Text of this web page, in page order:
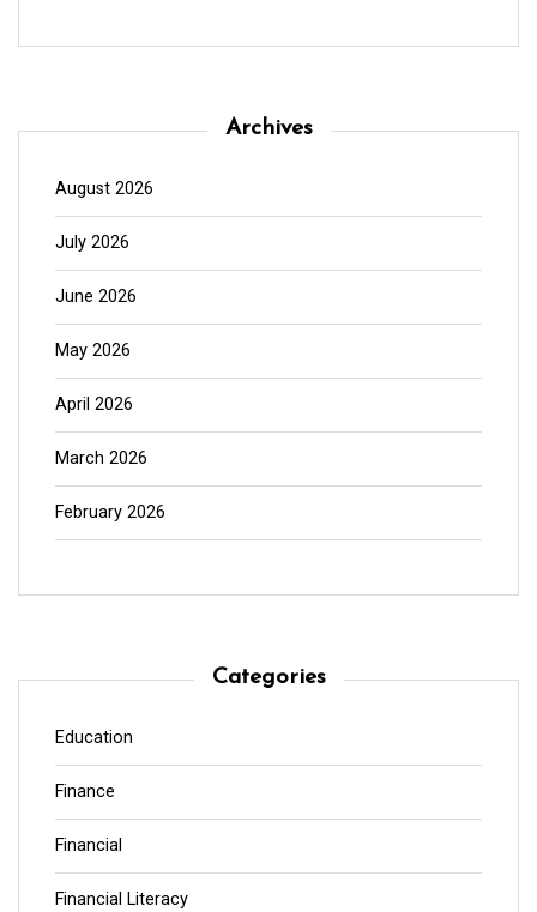
Archives
August 2026
July 2026
June 2026
May 2026
April 2026
March 2026
February 2026
Categories
Education
Finance
Financial
Financial Literacy